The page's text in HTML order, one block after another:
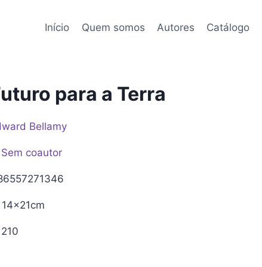
Início Quem somos Autores Catálogo
para a Terra
Bellamy
Sem coautor
14x21cm
210